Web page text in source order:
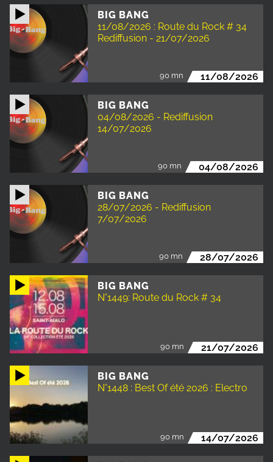
BIG BANG
11/08/2026 : Route du Rock # 34
Rediffusion - 21/07/2026
90 mn 11/08/2026
BIG BANG
04/08/2026 - Rediffusion
14/07/2026
90 mn 04/08/2026
BIG BANG
28/07/2026 - Rediffusion
7/07/2026
90 mn 28/07/2026
BIG BANG
N°1449: Route du Rock # 34
90 mn 21/07/2026
BIG BANG
N°1448 : Best Of été 2026 : Electro
90 mn 14/07/2026